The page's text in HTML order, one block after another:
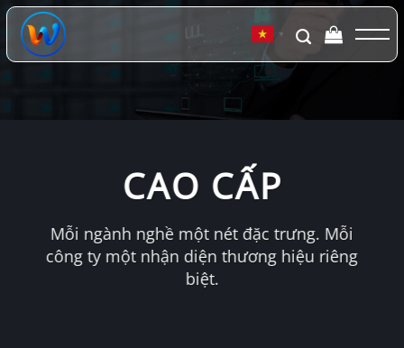
Chuyển
đến
dung
▼
CAO CẤP
Mỗi ngành nghề một nét đặc trưng. Mỗi
công ty một nhận diện thương hiệu riêng
biệt.